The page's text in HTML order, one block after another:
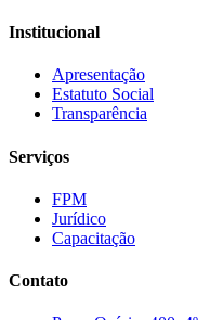
Institucional
Apresentação
Estatuto Social
Transparência
Serviços
FPM
Jurídico
Capacitação
Contato